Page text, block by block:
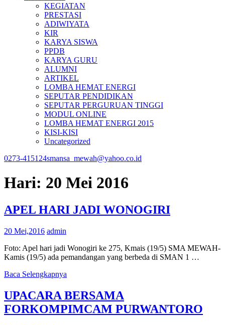
KEGIATAN
PRESTASI
ADIWIYATA
KIR
KARYA SISWA
PPDB
KARYA GURU
ALUMNI
ARTIKEL
LOMBA HEMAT ENERGI
SEPUTAR PENDIDIKAN
SEPUTAR PERGURUAN TINGGI
MODUL ONLINE
LOMBA HEMAT ENERGI 2015
KISI-KISI
Uncategorized
0273-415124smansa_mewah@yahoo.co.id
Hari: 20 Mei 2016
APEL HARI JADI WONOGIRI
20 Mei,2016 admin
Foto: Apel hari jadi Wonogiri ke 275, Kmais (19/5) SMA MEWAH-
Kamis (19/5) ada pemandangan yang berbeda di SMAN 1 …
Baca Selengkapnya
UPACARA BERSAMA
FORKOMPIMCAM PURWANTORO